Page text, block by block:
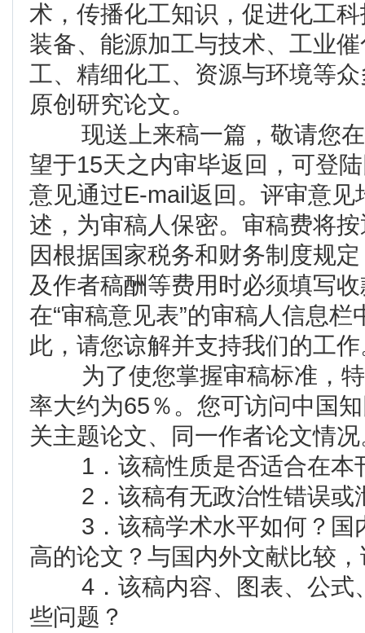
术，传播化工知识，促进化工
装备、能源加工与技术、工业
工、精细化工、资源与环境等
原创研究论文。
现送上来稿一篇，敬请您在
望于15天之内审毕返回，可登
意见通过E-mail返回。评审意
述，为审稿人保密。审稿费将
因根据国家税务和财务制度规
及作者稿酬等费用时必须填写
在“审稿意见表”的审稿人信息
此，请您谅解并支持我们的工
为了使您掌握审稿标准，特
率大约为65％。您可访问中国
关主题论文、同一作者论文情
1．该稿性质是否适合在本
2．该稿有无政治性错误或
3．该稿学术水平如何？国
高的论文？与国内外文献比较
4．该稿内容、图表、公式
些问题？